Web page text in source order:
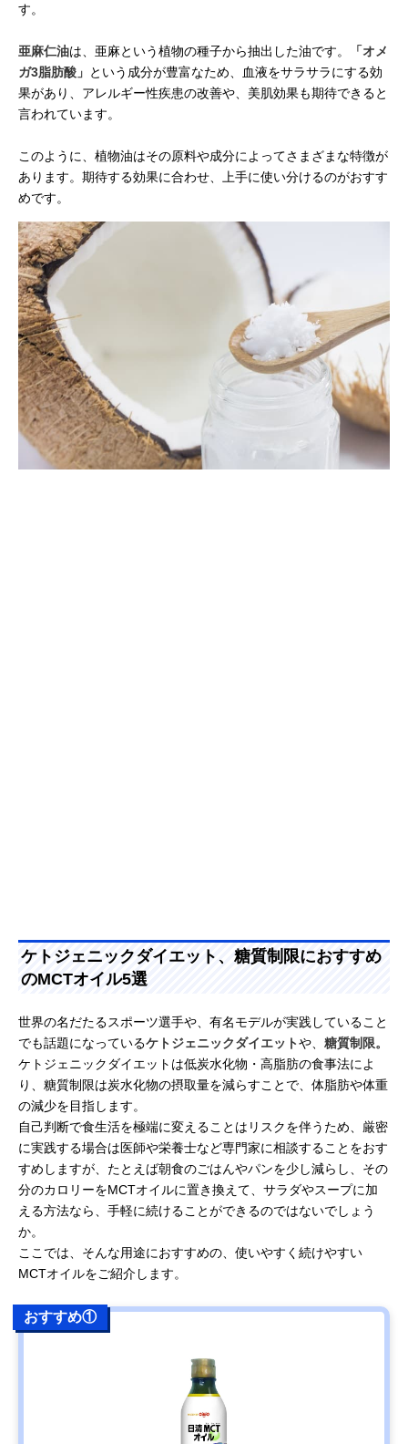
す。
亜麻仁油は、亜麻という植物の種子から抽出した油です。
「オメ
ガ3脂肪酸」 という成分が豊富なため、血液をサラサラにする効
果があり、アレルギー性疾患の改善や、美肌効果も期待できると
言われています。
このように、植物油はその原料や成分によってさまざまな特徴が
あります。期待する効果に合わせ、上手に使い分けるのがおすす
めです。
ケトジェニックダイエット、糖質制限におすすめ
のMCTオイル5選
世界の名だたるスポーツ選手や、有名モデルが実践していること
でも話題になっているケトジェニックダイエットや、 糖質制限。
ケトジェニックダイエットは低炭水化物・高脂肪の食事法によ
り、糖質制限は炭水化物の摂取量を減らすことで、体脂肪や体重
の減少を目指します。
自己判断で食生活を極端に変えることはリスクを伴うため、厳密
に実践する場合は医師や栄養士など専門家に相談することをおす
すめしますが、たとえば朝食のごはんやパンを少し減らし、その
分のカロリーをMCTオイルに置き換えて、サラダやスープに加
える方法なら、手軽に続けることができるのではないでしょう
か。
ここでは、そんな用途におすすめの、使いやすく続けやすい
MCTオイルをご紹介します。
おすすめ①